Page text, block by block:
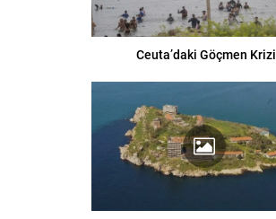
Ceuta’daki Göçmen Krizi